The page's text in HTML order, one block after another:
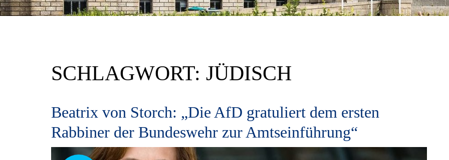
SCHLAGWORT: JÜDISCH
Beatrix von Storch: „Die AfD gratuliert dem ersten
Rabbiner der Bundeswehr zur Amtseinführung“